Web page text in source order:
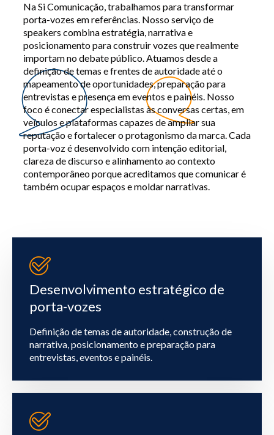
Na Si Comunicação, trabalhamos para transformar
porta-vozes em referências. Nosso serviço de
speakers combina estratégia, narrativa e
posicionamento para construir vozes que realmente
importam no debate público. Atuamos desde a
definição de temas e frentes de autoridade até o
mapeamento de oportunidades, preparação para
entrevistas e presença em eventos e painéis. Nosso
foco é conectar especialistas às conversas certas, em
veículos e plataformas capazes de ampliar sua
reputação e fortalecer o protagonismo da marca. Cada
porta-voz é desenvolvido com intenção editorial,
clareza de discurso e alinhamento ao contexto
contemporâneo porque acreditamos que comunicar é
também ocupar espaços e moldar narrativas.
Desenvolvimento estratégico de
porta-vozes
Definição de temas de autoridade, construção de
narrativa, posicionamento e preparação para
entrevistas, eventos e painéis.